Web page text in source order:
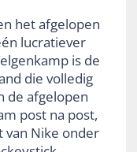
het afgelopen
lucratiever
is de
die volledig
de afgelopen
post na post,
van Nike onder